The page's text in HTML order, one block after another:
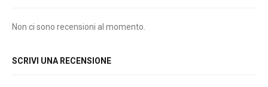
Non ci sono recensioni al momento.
SCRIVI UNA RECENSIONE